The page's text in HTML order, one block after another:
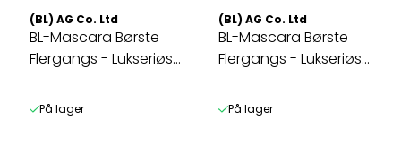
(BL) AG Co. Ltd
BL-Mascara Børste
Flergangs - Lukseriøs
På lager
(BL) AG Co. Ltd
BL-Mascara Børste
Flergangs - Lukseriøs
På lager